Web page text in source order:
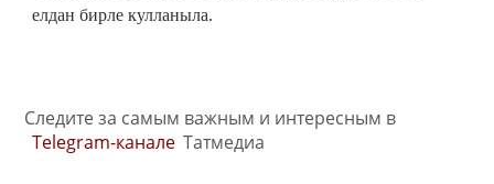
елдан бирле кулланыла.
Следите за самым важным и интересным в
Telegram-канале Татмедиа